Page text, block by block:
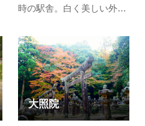
時の駅舎。白く美しい外観
舎の中には展示室が整備さ
れ、萩市出身で日本の「鉄
道の父」と称される井上勝
に関する資料をはじめ、萩
の美しい自然や歴史を紹介
しています。夜には駅舎が
大照院